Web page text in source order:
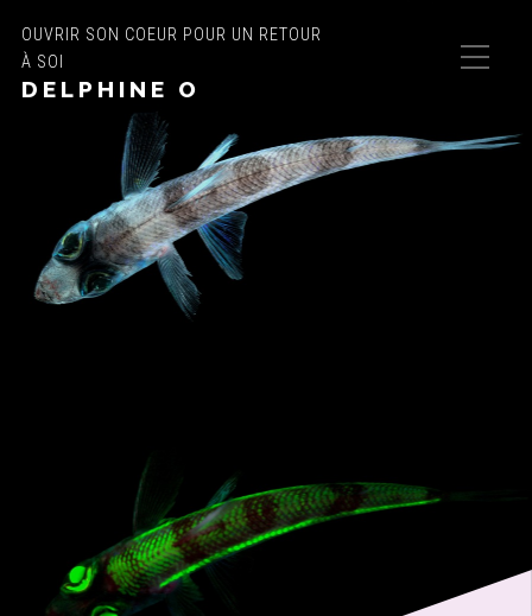
OUVRIR SON COEUR POUR UN RETOUR
À SOI
DELPHINE O